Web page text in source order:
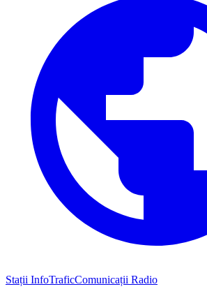
Stații InfoTraficComunicații Radio